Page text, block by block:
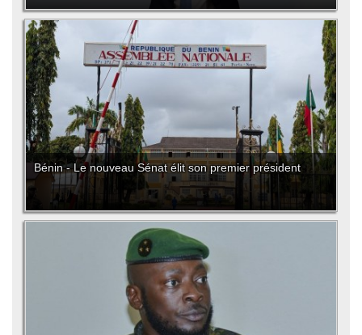
Bénin - Le nouveau Sénat élit son premier président